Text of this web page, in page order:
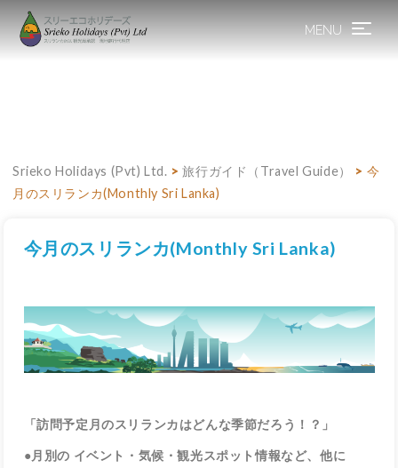
MENU Toggle
Srieko Holidays (Pvt) Ltd. >旅行ガイド（Travel Guide） > 今
月のスリランカ(Monthly Sri Lanka)
今月のスリランカ(Monthly Sri Lanka)
「訪問予定月のスリランカはどんな季節だろう！？」
●月別の イベント・気候・観光スポット情報など、他に